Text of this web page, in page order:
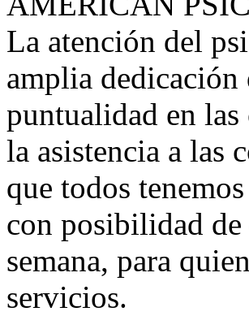
La atención del
amplia dedicación
puntualidad en
la asistencia a las
que todos
con posibilidad
semana, para
servicios.